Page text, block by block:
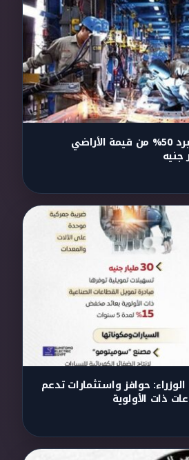
الحكومة تدعم الصناعة برد 50% من قيمة الأراضي
حوافز واستثمارات تدعم
ذات الأولوية